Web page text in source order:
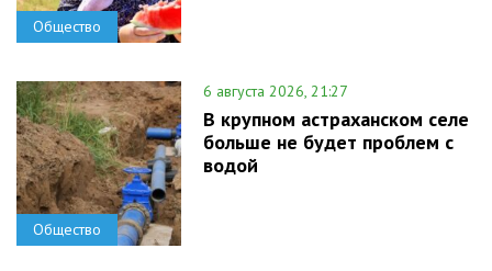
Общество
Общество
6 августа 2026, 21:27
В крупном астраханском селе
больше не будет проблем с
водой